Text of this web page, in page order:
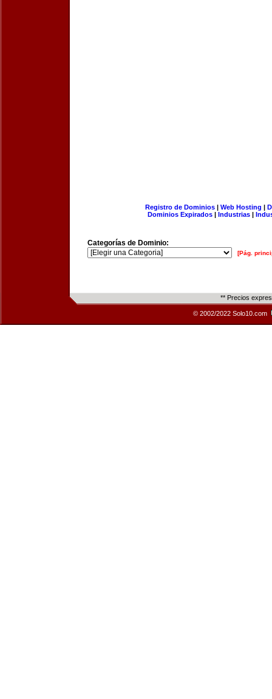
Registro de Dominios| Web Hosting |
Dominios Expirados | Industrias |
Categorías de Dominio:
[Pág.
** Precios
© 2002/2022 Solo10.com